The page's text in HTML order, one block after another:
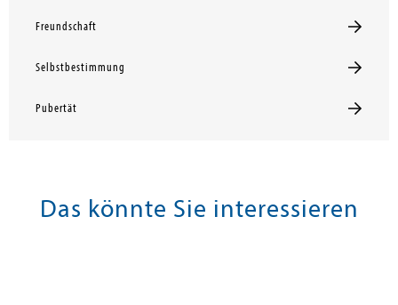
Freundschaft
Selbstbestimmung
Pubertät
Das könnte Sie interessieren